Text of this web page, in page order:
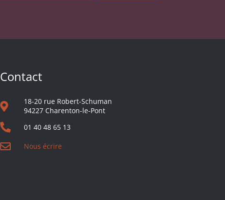
Contact
18-20 rue Robert-Schuman
94227 Charenton-le-Pont
01 40 48 65 13
Nous écrire